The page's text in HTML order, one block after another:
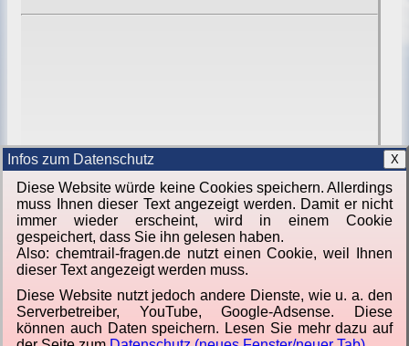
Von Jörg Lorenz
Infos zum Datenschutz X
Diese Website würde keine Cookies speichern. Allerdings
muss Ihnen dieser Text angezeigt werden. Damit er nicht
immer wieder erscheint, wird in einem Cookie
gespeichert, dass Sie ihn gelesen haben.
Also: chemtrail-fragen.de nutzt einen Cookie, weil Ihnen
dieser Text angezeigt werden muss.
Diese Website nutzt jedoch andere Dienste, wie u. a. den
Serverbetreiber, YouTube, Google-Adsense. Diese
können auch Daten speichern. Lesen Sie mehr dazu auf